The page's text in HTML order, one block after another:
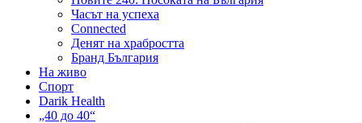
Часът на успеха
Connected
Денят на храбростта
Бранд България
На живо
Спорт
Darik Health
„40 до 40“